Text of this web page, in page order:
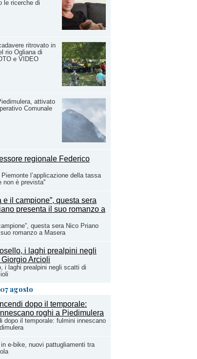
le ricerche di
ritrovato in
rio Ogliana di
e VIDEO
attivato
Comunale
l’applicazione della tassa
non è prevista''
questa sera Nico Priano
romanzo a Masera
i laghi prealpini negli scatti di
agosto
dopo il temporale: fulmini innescano
e-bike, nuovi pattugliamenti tra